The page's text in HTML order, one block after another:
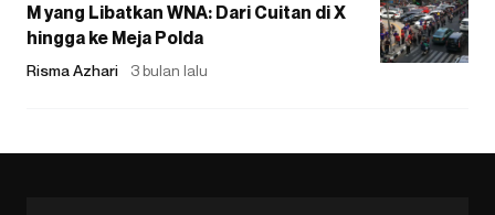
M yang Libatkan WNA: Dari Cuitan di X
hingga ke Meja Polda
Risma Azhari 3 bulan lalu